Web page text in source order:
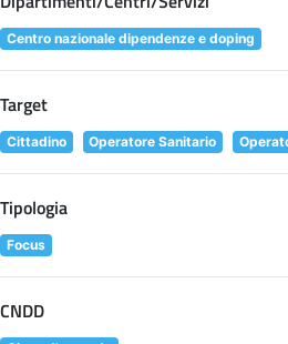
Centro nazionale dipendenze e doping
Target
Cittadino Operatore Sanitario
Tipologia
Focus
CNDD